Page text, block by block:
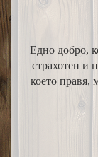
Едно добро,
страхотен и
което правя,